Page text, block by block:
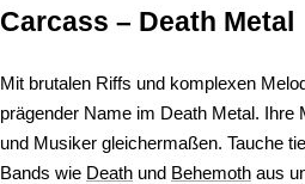
Carcass – Death Metal
Mit brutalen Riffs und komplexen
prägender Name im Death Metal. Ihre
und Musiker gleichermaßen. Tauche
Bands wie Death und Behemoth aus